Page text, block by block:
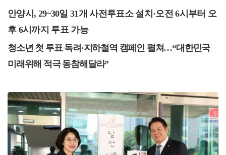
본문
안양시 , 29~30일31개 사전투표소 설치 ·오전6시부터 오
후 6시까지 투표 가능
청소년 첫 투표 독려 ·지하철역 캠페인 펼쳐…“대한민국
미래위해 적극 동참해달라”